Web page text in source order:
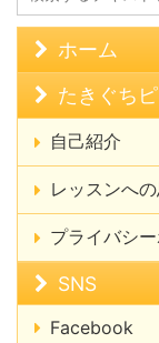
ホーム
たきぐち
自己紹介
レッスンへ
プライバシ
SNS
Facebook